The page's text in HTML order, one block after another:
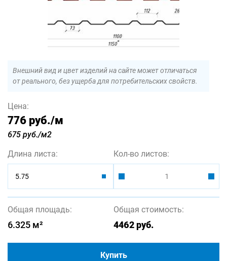
Внешний вид и цвет изделий на сайте может отличаться
от реального, без ущерба для потребительских свойств.
Цена:
776 руб./м
675 руб./м2
Длина листа:
5.75
Кол-во листов:
Общая площадь:
6.325 м²
Общая стоимость:
4462руб.
Купить